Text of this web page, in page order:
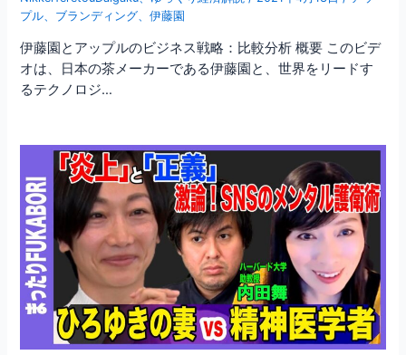
プル
ブランディング 、伊藤園
伊藤園とアップルのビジネス戦略：比較分析 概要 このビデ
オは、日本の茶メーカーである伊藤園と、世界をリードす
るテクノロジ…